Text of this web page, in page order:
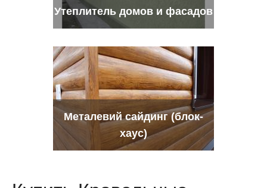
Утеплитель домов и фасадов
Металевий сайдинг (блок-
хаус)